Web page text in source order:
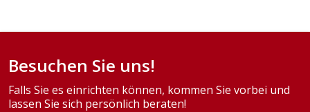
Besuchen Sie uns!
Falls Sie es einrichten können, kommen Sie vorbei und
lassen Sie sich persönlich beraten!